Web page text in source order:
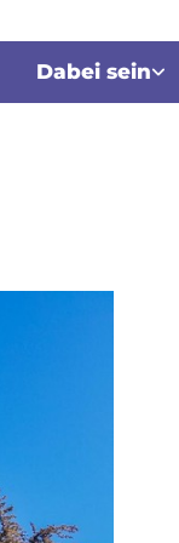
Dabei sein